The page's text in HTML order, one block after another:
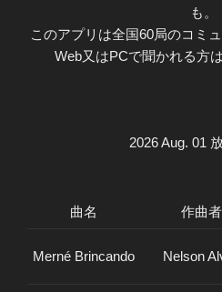
も。
このアプリは全国60局のコミ
Web又はPCで聞かれる方は
2026 Aug. 01
曲名 作曲者
Merné Brincando Nelson